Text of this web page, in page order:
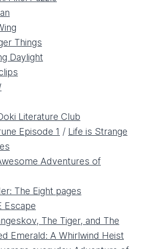
Things
Daylight
Literature Club
Episode 1 / Life is Strange
Adventures of
The Eight pages
Escape
The Tiger, and The
Emerald: A Whirlwind Heist